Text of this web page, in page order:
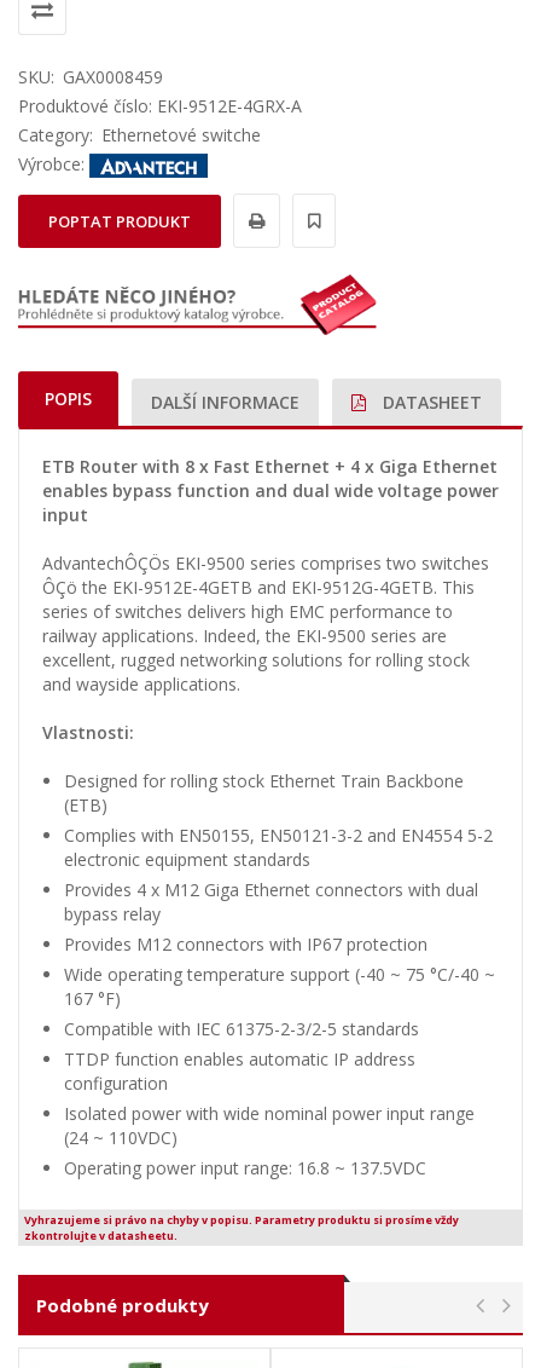
SKU: GAX0008459
Produktové číslo: EKI-9512E-4GRX-A
Category: Ethernetové switche
Výrobce:
POPTAT PRODUKT
POPIS DALŠÍ INFORMACE DATASHEET
ETB Router with 8 x Fast Ethernet + 4 x Giga Ethernet
enables bypass function and dual wide voltage power
input
AdvantechÔÇÖs EKI-9500 series comprises two switches
ÔÇö the EKI-9512E-4GETB and EKI-9512G-4GETB. This
series of switches delivers high EMC performance to
railway applications. Indeed, the EKI-9500 series are
excellent, rugged networking solutions for rolling stock
and wayside applications.
Vlastnosti:
Designed for rolling stock Ethernet Train Backbone
(ETB)
Complies with EN50155, EN50121-3-2 and EN4554 5-2
electronic equipment standards
Provides 4 x M12 Giga Ethernet connectors with dual
bypass relay
Provides M12 connectors with IP67 protection
Wide operating temperature support (-40 ~ 75 °C/-40 ~
167 °F)
Compatible with IEC 61375-2-3/2-5 standards
TTDP function enables automatic IP address
configuration
Isolated power with wide nominal power input range
(24 ~ 110VDC)
Operating power input range: 16.8 ~ 137.5VDC
Vyhrazujeme si právo na chyby v popisu. Parametry produktu si prosíme vždy
zkontrolujte v datasheetu.
Podobné produkty